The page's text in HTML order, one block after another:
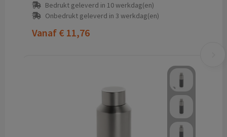
Bedrukt geleverd in 10 werkdag(en)
Onbedrukt geleverd in 3 werkdag(en)
Vanaf € 11,76